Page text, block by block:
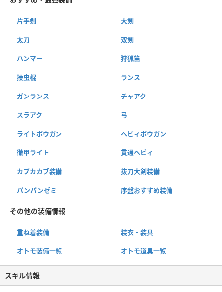
片手剣 大剣
太刀 双剣
ハンマー 狩猟笛
操虫棍 ランス
ガンランス チャアク
スラアク 弓
ライトボウガン ヘビィボウガン
徹甲ライト 貫通ヘビィ
カブカカブ装備 抜刀大剣装備
パンパンゼミ 序盤おすすめ装備
その他の装備情報
重ね着装備 装衣・装具
オトモ装備一覧 オトモ道具一覧
スキル情報